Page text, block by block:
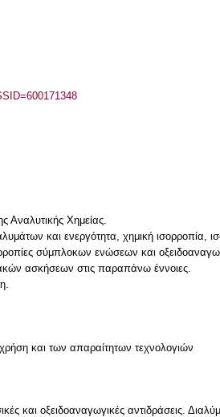
Αναλυτικής Χημείας.
και ενεργότητα, χημική
σύμπλοκων ενώσεων και
ασκήσεων στις παραπάνω έννοιες.
και των απαραίτητων τεχνολογιών
και οξειδοαναγωγικές αντιδράσεις.